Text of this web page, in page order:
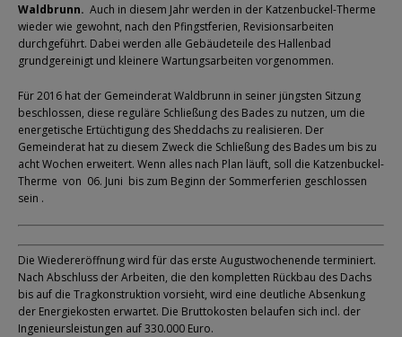
Waldbrunn. Auch in diesem Jahr werden in der Katzenbuckel-Therme
wieder wie gewohnt, nach den Pfingstferien, Revisionsarbeiten
durchgeführt. Dabei werden alle Gebäudeteile des Hallenbad
grundgereinigt und kleinere Wartungsarbeiten vorgenommen.
Für 2016 hat der Gemeinderat Waldbrunn in seiner jüngsten Sitzung
beschlossen, diese reguläre Schließung des Bades zu nutzen, um die
energetische Ertüchtigung des Sheddachs zu realisieren. Der
Gemeinderat hat zu diesem Zweck die Schließung des Bades um bis zu
acht Wochen erweitert. Wenn alles nach Plan läuft, soll die Katzenbuckel-
Therme von 06. Juni bis zum Beginn der Sommerferien geschlossen
sein .
Die Wiedereröffnung wird für das erste Augustwochenende terminiert.
Nach Abschluss der Arbeiten, die den kompletten Rückbau des Dachs
bis auf die Tragkonstruktion vorsieht, wird eine deutliche Absenkung
der Energiekosten erwartet. Die Bruttokosten belaufen sich incl. der
Ingenieursleistungen auf 330.000 Euro.